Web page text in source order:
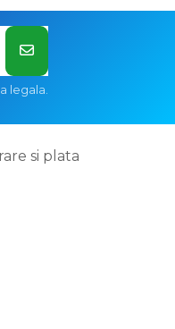
legala.
si plata